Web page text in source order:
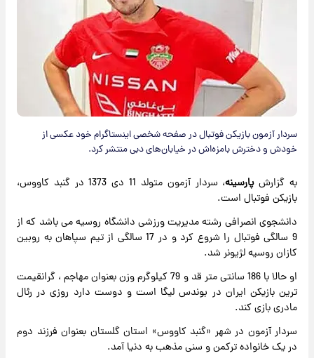
سردار آزمون بازیکن فوتبال در صفحه شخصی اینستاگرام خود عکسی از
خودش و دخترش بامزه‌اش در خیابان‌های دبی منتشر کرد.
به گزارشپارسینه
، سردار آزمون متولد 11 دی 1373 در گنبد کاووس،
بازیکن فوتبال است.
دانشجوی انصرافی رشته مدیریت ورزشی دانشگاه روسیه می باشد که از
9 سالگی فوتبال را شروع کرد و در 17 سالگی از تیم سپاهان به روبین
کازان روسیه لژیونر شد.
او حالا با 186 سانتی متر قد و 79 کیلوگرم وزن بعنوان مهاجم ، گرانقیمت
ترین بازیکن ایران در بوندس لیگا است و دوست دارد روزی در رئال
مادری بازی کند.
سردار آزمون در شهر «گنبد کاووس» استان گلستان بعنوان فرزند دوم
در یک خانواده ترکمن و سنی مذهب به دنیا آمد.